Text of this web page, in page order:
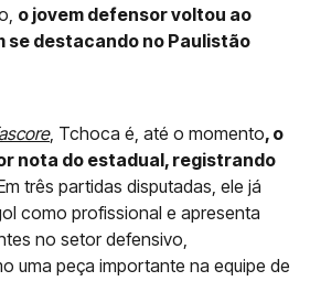
o jovem defensor voltou ao
se destacando no Paulistão
, Tchoca é, até o momento, o
nota do estadual, registrando
três partidas disputadas, ele já
como profissional e apresenta
no setor defensivo,
uma peça importante na equipe de